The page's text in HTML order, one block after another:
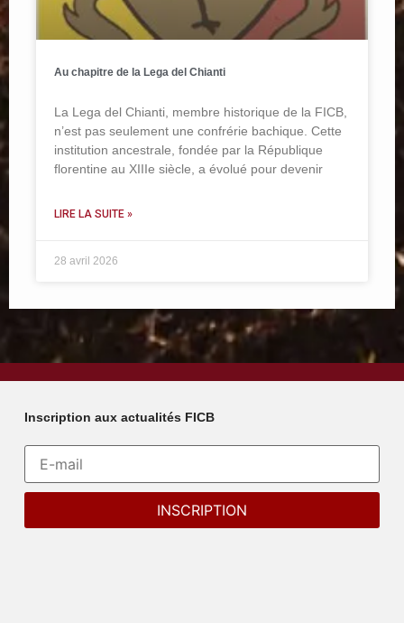
Au chapitre de la Lega del Chianti
La Lega del Chianti, membre historique de la FICB,
n’est pas seulement une confrérie bachique. Cette
institution ancestrale, fondée par la République
florentine au XIIIe siècle, a évolué pour devenir
LIRE LA SUITE »
28 avril 2026
Inscription aux actualités FICB